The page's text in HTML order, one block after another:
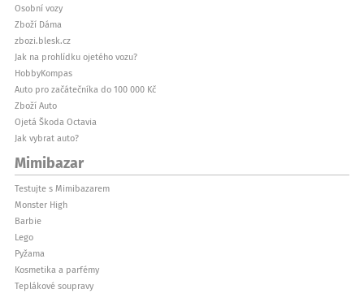
Osobní vozy
Zboží Dáma
zbozi.blesk.cz
Jak na prohlídku ojetého vozu?
HobbyKompas
Auto pro začátečníka do 100 000 Kč
Zboží Auto
Ojetá Škoda Octavia
Jak vybrat auto?
Mimibazar
Testujte s Mimibazarem
Monster High
Barbie
Lego
Pyžama
Kosmetika a parfémy
Teplákové soupravy